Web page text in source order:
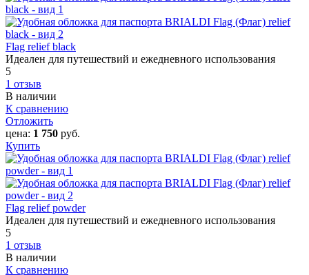
Flag relief black
Идеален для путешествий и ежедневного использования
5
1 отзыв
В наличии
К сравнению
Отложить
цена: 1 750 руб.
Купить
Flag relief powder
Идеален для путешествий и ежедневного использования
5
1 отзыв
В наличии
К сравнению